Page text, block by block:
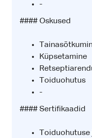
-
#### Oskused
Küpsetamine
Toiduohutus
-
#### Sertifikaadid